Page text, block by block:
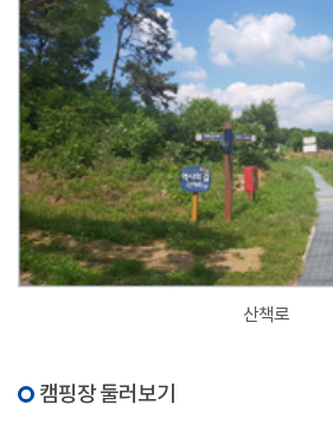
산책로
캠핑장 둘러보기